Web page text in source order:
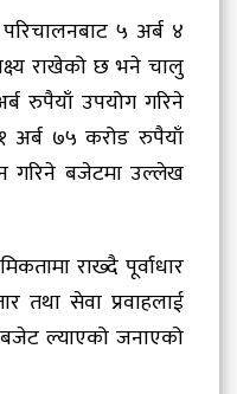
५ अर्ब ४
राखेको छ भने चालु
रुपैयाँ उपयोग गरिने
अर्ब ७५ करोड रुपैयाँ
गरिने बजेटमा उल्लेख
राख्दै पूर्वाधार
तथा सेवा प्रवाहलाई
बजेट ल्याएको जनाएको